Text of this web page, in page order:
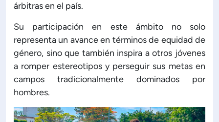
de Ciencia y Tecnología
de Gestión Institucional
de Administración y Finanzas
Profesional e Internacionalización
árbitras en el país.
Su participación en este ámbito no solo
representa un avance en términos de equidad de
género, sino que también inspira a otros jóvenes
a romper estereotipos y perseguir sus metas en
campos tradicionalmente dominados por
hombres.